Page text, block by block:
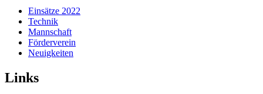
Einsätze 2022
Technik
Mannschaft
Förderverein
Neuigkeiten
Links